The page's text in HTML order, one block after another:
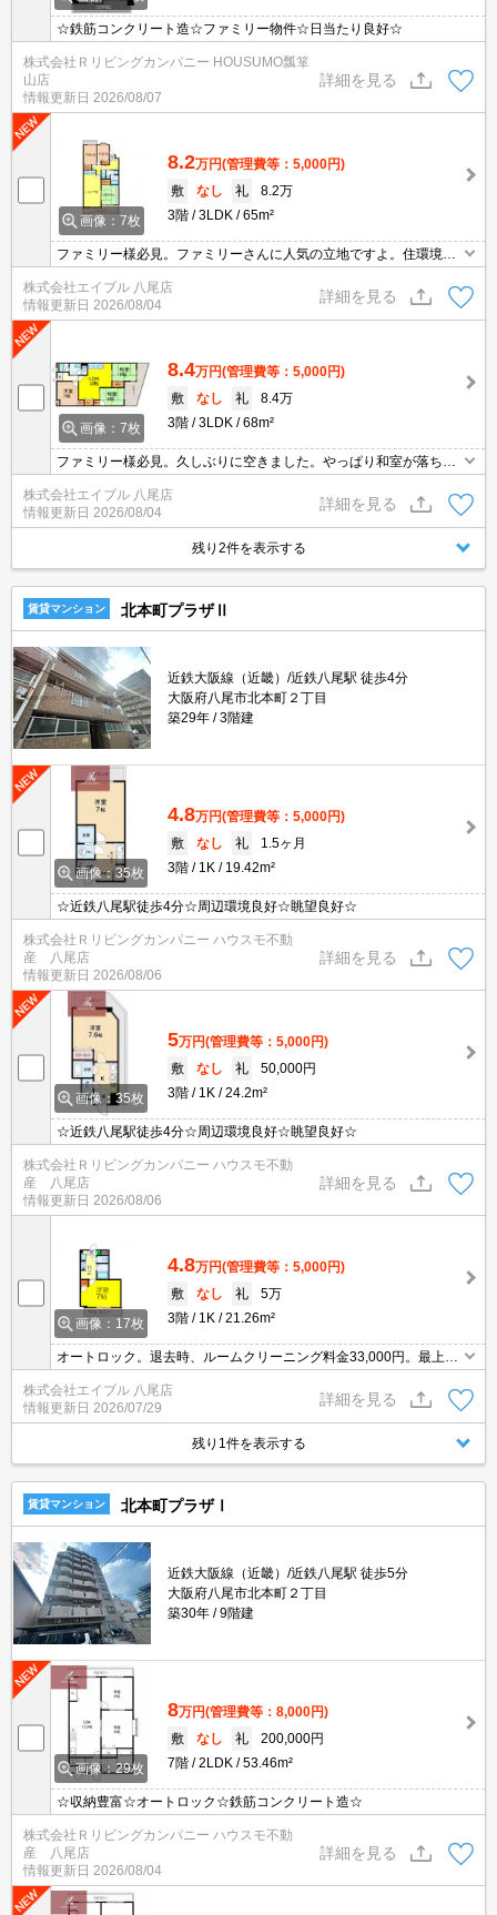
☆鉄筋コンクリート造☆ファミリー物件☆日当たり良好☆
株式会社Ｒリビングカンパニー HOUSUMO瓢箪
山店
情報更新日 2026/08/07
詳細を見る
画像：7枚
8.2万円(管理費等：5,000円)
敷
なし 礼
8.2万
3階
3LDK 65m²
ファミリー様必見。ファミリーさんに人気の立地ですよ。住環境を
あなたの目でお確かめください。ぜひお問合せください。
株式会社エイブル 八尾店
情報更新日 2026/08/04
詳細を見る
画像：7枚
8.4万円(管理費等：5,000円)
敷
なし 礼
8.4万
3階
3LDK 68m²
ファミリー様必見。久しぶりに空きました。やっぱり和室が落ち着
きますよね。LDKのレイアウトはあなた次第。買い物便利な立地で
すよ～!!。駅近くでラクラク便利。ぜひお問い合わせください!。
株式会社エイブル 八尾店
情報更新日 2026/08/04
詳細を見る
残り2件を表示する
賃貸マンション 北本町プラザⅡ
近鉄大阪線（近畿）/近鉄八尾駅 徒歩4分
大阪府八尾市北本町２丁目
築29年
3階建
画像：35枚
4.8万円(管理費等：5,000円)
敷
なし 礼
1.5ヶ月
3階
1K 19.42m²
☆近鉄八尾駅徒歩4分☆周辺環境良好☆眺望良好☆
株式会社Ｒリビングカンパニー ハウスモ不動
産 八尾店
情報更新日 2026/08/06
詳細を見る
画像：35枚
5万円(管理費等：5,000円)
敷
なし 礼
50,000円
3階
1K 24.2m²
☆近鉄八尾駅徒歩4分☆周辺環境良好☆眺望良好☆
株式会社Ｒリビングカンパニー ハウスモ不動
産 八尾店
情報更新日 2026/08/06
詳細を見る
画像：17枚
4.8万円(管理費等：5,000円)
敷
なし 礼
5万
3階
1K 21.26m²
オートロック。退去時、ルームクリーニング料金33,000円。最上
階。バス・トイレ別。ぜひお問い合わせください!。
株式会社エイブル 八尾店
情報更新日 2026/07/29
詳細を見る
残り1件を表示する
賃貸マンション 北本町プラザⅠ
近鉄大阪線（近畿）/近鉄八尾駅 徒歩5分
大阪府八尾市北本町２丁目
築30年
9階建
画像：29枚
8万円(管理費等：8,000円)
敷
なし 礼
200,000円
7階
2LDK 53.46m²
☆収納豊富☆オートロック☆鉄筋コンクリート造☆
株式会社Ｒリビングカンパニー ハウスモ不動
産 八尾店
情報更新日 2026/08/04
詳細を見る